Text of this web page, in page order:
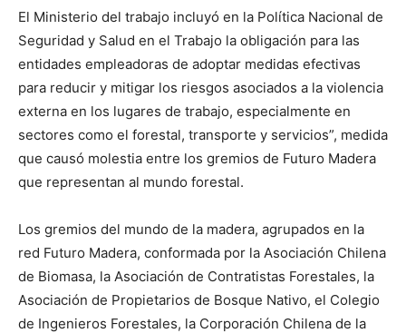
El Ministerio del trabajo incluyó en la Política Nacional de
Seguridad y Salud en el Trabajo la obligación para las
entidades empleadoras de adoptar medidas efectivas
para reducir y mitigar los riesgos asociados a la violencia
externa en los lugares de trabajo, especialmente en
sectores como el forestal, transporte y servicios”, medida
que causó molestia entre los gremios de Futuro Madera
que representan al mundo forestal.
Los gremios del mundo de la madera, agrupados en la
red Futuro Madera, conformada por la Asociación Chilena
de Biomasa, la Asociación de Contratistas Forestales, la
Asociación de Propietarios de Bosque Nativo, el Colegio
de Ingenieros Forestales, la Corporación Chilena de la